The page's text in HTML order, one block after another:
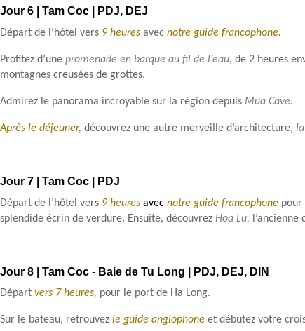
Jour 6 | Tam Coc | PDJ, DEJ
Départ de l’hôtel vers 9 heures avec notre guide francophone.
Profitez d’une promenade en barque au fil de l’eau, de 2 heures
montagnes creusées de grottes.
Admirez le panorama incroyable sur la région depuis Mua Cave.
Après le déjeuner, découvrez une autre merveille d’architecture,
Jour 7 | Tam Coc | PDJ
Départ de l’hôtel vers 9 heures avec notre guide francophone pour
splendide écrin de verdure. Ensuite, découvrez Hoa Lu,
Jour 8 | Tam Coc - Baie de Tu Long | PDJ, DEJ, DIN
Départ vers 7 heures, pour le port de Ha Long.
Sur le bateau, retrouvez le guide anglophone et débutez votre